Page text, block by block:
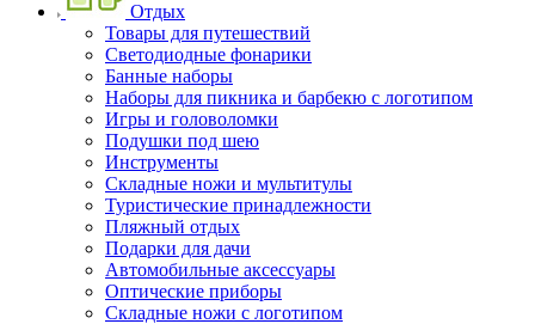
Отдых
Товары для путешествий
Светодиодные фонарики
Банные наборы
Наборы для пикника и барбекю с логотипом
Игры и головоломки
Подушки под шею
Инструменты
Складные ножи и мультитулы
Туристические принадлежности
Пляжный отдых
Подарки для дачи
Автомобильные аксессуары
Оптические приборы
Складные ножи с логотипом